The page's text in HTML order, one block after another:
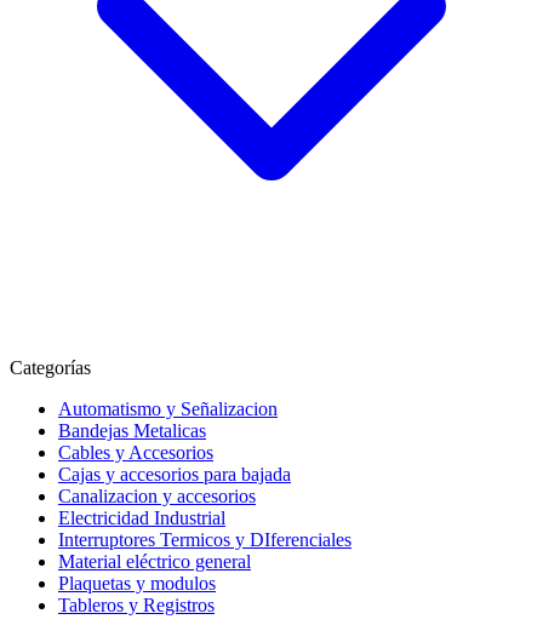
Categorías
Automatismo y Señalizacion
Bandejas Metalicas
Cables y Accesorios
Cajas y accesorios para bajada
Canalizacion y accesorios
Electricidad Industrial
Interruptores Termicos y DIferenciales
Material eléctrico general
Plaquetas y modulos
Tableros y Registros